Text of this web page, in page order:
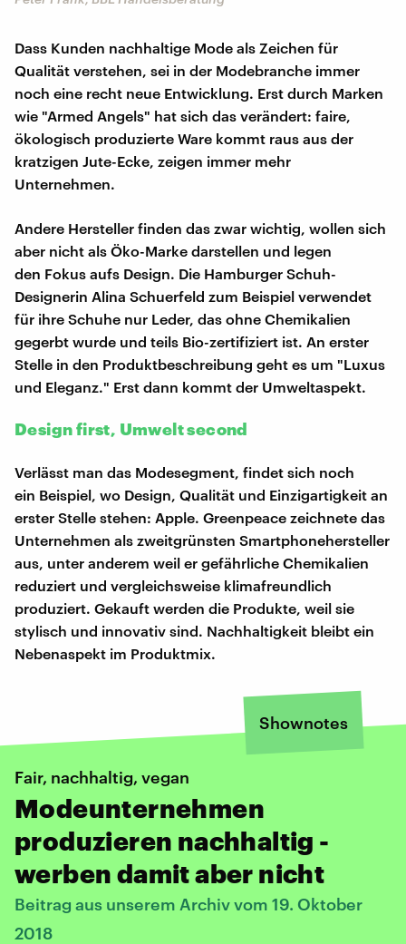
Dass Kunden nachhaltige Mode als Zeichen für
Qualität verstehen, sei in der Modebranche immer
noch eine recht neue Entwicklung. Erst durch Marken
wie "Armed Angels" hat sich das verändert: faire,
ökologisch produzierte Ware kommt raus aus der
kratzigen Jute-Ecke, zeigen immer mehr
Unternehmen.
Andere Hersteller finden das zwar wichtig, wollen sich
aber nicht als Öko-Marke darstellen und legen
den Fokus aufs Design. Die Hamburger Schuh-
Designerin Alina Schuerfeld zum Beispiel verwendet
für ihre Schuhe nur Leder, das ohne Chemikalien
gegerbt wurde und teils Bio-zertifiziert ist. An erster
Stelle in den Produktbeschreibung geht es um "Luxus
und Eleganz." Erst dann kommt der Umweltaspekt.
Design first, Umwelt second
Verlässt man das Modesegment, findet sich noch
ein Beispiel, wo Design, Qualität und Einzigartigkeit an
erster Stelle stehen: Apple. Greenpeace zeichnete das
Unternehmen als zweitgrünsten Smartphonehersteller
aus, unter anderem weil er gefährliche Chemikalien
reduziert und vergleichsweise klimafreundlich
produziert. Gekauft werden die Produkte, weil sie
stylisch und innovativ sind. Nachhaltigkeit bleibt ein
Nebenaspekt im Produktmix.
Shownotes
Fair, nachhaltig, vegan
Modeunternehmen
produzieren nachhaltig -
werben damit aber nicht
Beitrag aus unserem Archiv vom 19. Oktober
2018